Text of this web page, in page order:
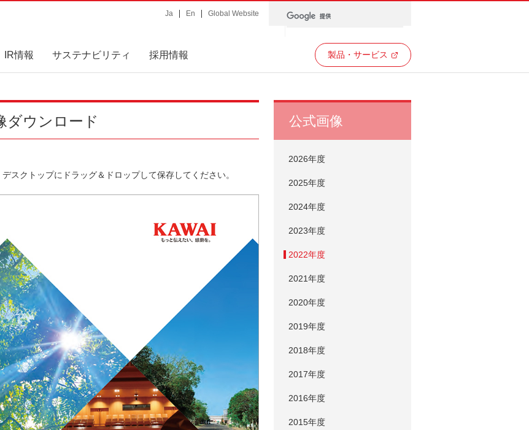
Ja En Global Website
IR情報 サステナビリティ 採用情報 製品・サービス
ダウンロード
スクトップにドラッグ＆ドロップして保存してください。
公式画像
2026年度
2025年度
2024年度
2023年度
2022年度
2021年度
2020年度
2019年度
2018年度
2017年度
2016年度
2015年度